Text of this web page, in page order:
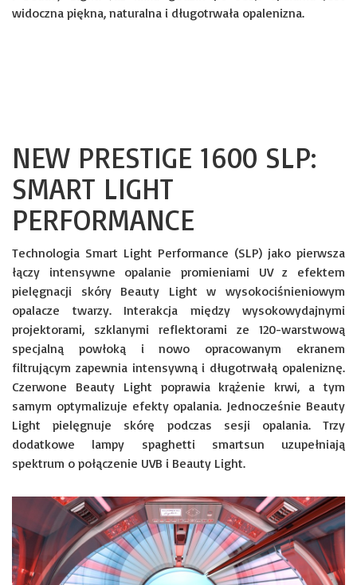
widoczna piękna, naturalna i długotrwała opalenizna.
NEW PRESTIGE 1600 SLP:
SMART LIGHT
PERFORMANCE
Technologia Smart Light Performance (SLP) jako pierwsza
łączy intensywne opalanie promieniami UV z efektem
pielęgnacji skóry Beauty Light w wysokociśnieniowym
opalacze twarzy. Interakcja między wysokowydajnymi
projektorami, szklanymi reflektorami ze 120-warstwową
specjalną powłoką i nowo opracowanym ekranem
filtrującym zapewnia intensywną i długotrwałą opaleniznę.
Czerwone Beauty Light poprawia krążenie krwi, a tym
samym optymalizuje efekty opalania. Jednocześnie Beauty
Light pielęgnuje skórę podczas sesji opalania. Trzy
dodatkowe lampy spaghetti smartsun uzupełniają
spektrum o połączenie UVB i Beauty Light.